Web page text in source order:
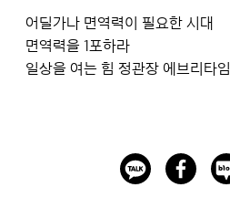
어딜가나 면역력이 필요한 시대
면역력을 1포하라
일상을 여는 힘 정관장 에브리타임